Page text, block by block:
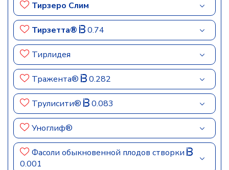
Тирзеро Слим
Тирзетта® 0.74
Тирлидея
Тражента® 0.282
Трулисити® 0.083
Уноглиф®
Фасоли обыкновенной плодов створки
0.001